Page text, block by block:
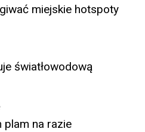
miejskie hotspoty
światłowodową
plam na razie